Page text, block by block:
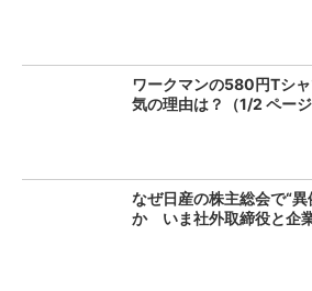
ワークマンの580円Tシ
気の理由は？（1/2 ページ
なぜ日産の株主総会で“
か いま社外取締役と企